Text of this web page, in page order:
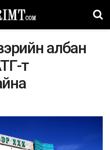
албан
т